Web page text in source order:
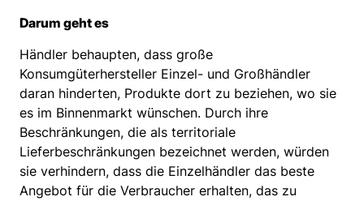
Darum geht es
Händler behaupten, dass große
Konsumgüterhersteller Einzel- und Großhändler
daran hinderten, Produkte dort zu beziehen, wo sie
es im Binnenmarkt wünschen. Durch ihre
Beschränkungen, die als territoriale
Lieferbeschränkungen bezeichnet werden, würden
sie verhindern, dass die Einzelhändler das beste
Angebot für die Verbraucher erhalten, das zu